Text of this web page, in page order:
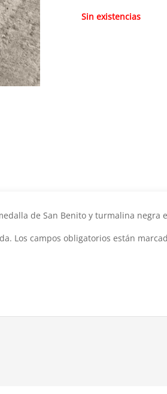
Sin existencias
de San Benito y turmalina negra
Los campos obligatorios están